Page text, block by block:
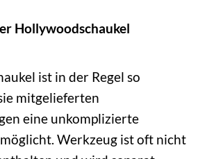
Hollywoodschaukel
ist in der Regel so
mitgelieferten
eine unkomplizierte
Werkzeug ist oft nicht